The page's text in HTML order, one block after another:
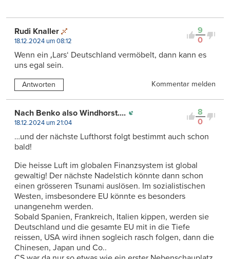
9
0
Rudi Knaller
18.12.2024 um 08:12
Wenn ein ‚Lars‘ Deutschland vermöbelt, dann kann es
uns egal sein.
Antworten Kommentar melden
8
0
Nach Benko also Windhorst....
18.12.2024 um 21:04
…und der nächste Lufthorst folgt bestimmt auch schon
bald!
Die heisse Luft im globalen Finanzsystem ist global
gewaltig! Der nächste Nadelstich könnte dann schon
einen grösseren Tsunami auslösen. Im sozialistischen
Westen, imsbesondere EU könnte es besonders
unangenehm werden.
Sobald Spanien, Frankreich, Italien kippen, werden sie
Deutschland und die gesamte EU mit in die Tiefe
reissen, USA wird ihnen sogleich rasch folgen, dann die
Chinesen, Japan und Co..